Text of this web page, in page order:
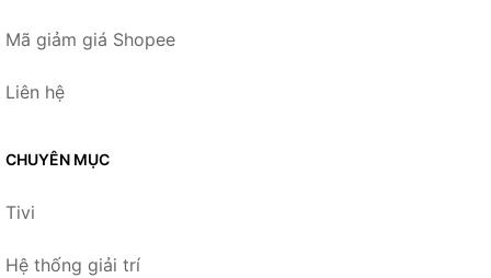
Mã giảm giá Shopee
Liên hệ
CHUYÊN MỤC
Tivi
Hệ thống giải trí